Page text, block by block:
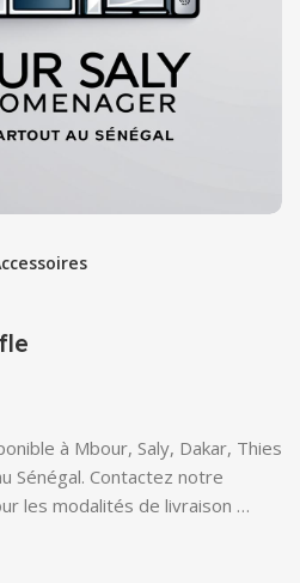
à Mbour, Saly, Dakar, Thies
Sénégal. Contactez notre
les modalités de livraison …